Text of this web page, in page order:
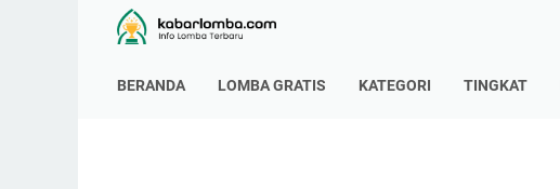
BERANDA LOMBA GRATIS KATEGORI TINGKAT